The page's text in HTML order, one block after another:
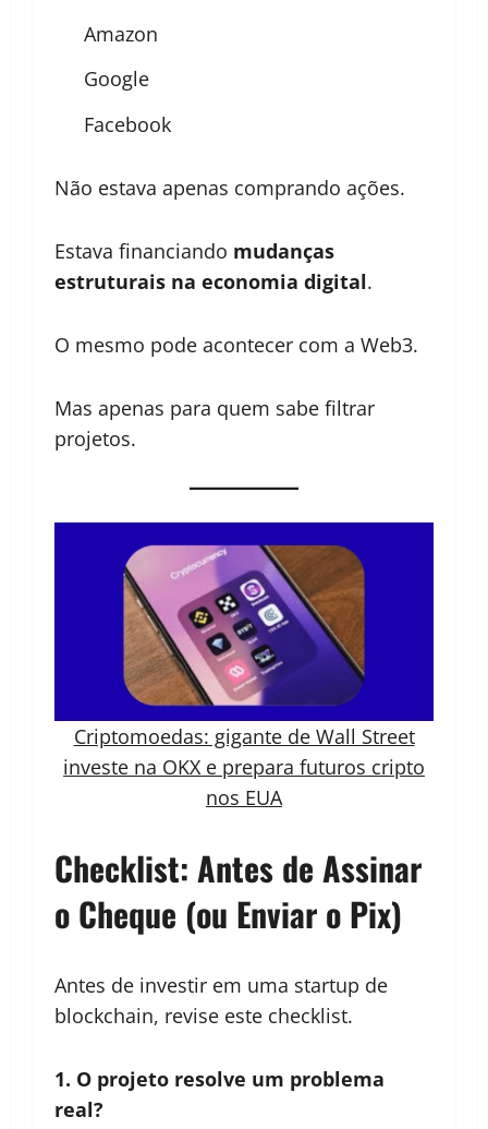
Amazon
Google
Facebook
Não estava apenas comprando ações.
Estava financiando mudanças
estruturais na economia digital.
O mesmo pode acontecer com a Web3.
Mas apenas para quem sabe filtrar
projetos.
Criptomoedas: gigante de Wall Street
investe na OKX e prepara futuros cripto
nos EUA
Checklist: Antes de Assinar
o Cheque (ou Enviar o Pix)
Antes de investir em uma startup de
blockchain, revise este checklist.
1. O projeto resolve um problema
real?